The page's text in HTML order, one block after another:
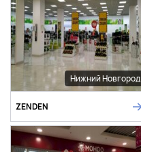
Нижний Новгород
ZENDEN